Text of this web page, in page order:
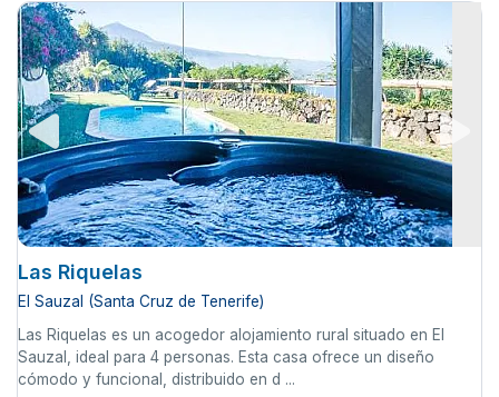
Las Riquelas
El Sauzal (Santa Cruz de Tenerife)
Las Riquelas es un acogedor alojamiento rural situado en El
Sauzal, ideal para 4 personas. Esta casa ofrece un diseño
cómodo y funcional, distribuido en d ...